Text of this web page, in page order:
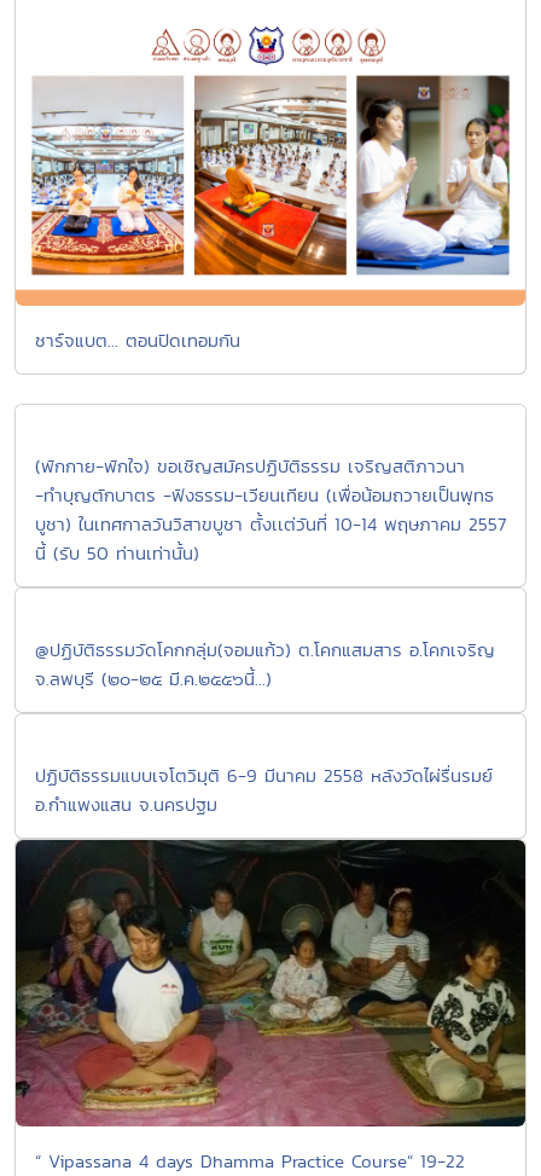
ชาร์จแบต... ตอนปิดเทอมกัน
(พักกาย-พักใจ) ขอเชิญสมัครปฏิบัติธรรม เจริญสติภาวนา
-ทำบุญตักบาตร -ฟังธรรม-เวียนเทียน (เพื่อน้อมถวายเป็นพุทธ
บูชา) ในเทศกาลวันวิสาขบูชา ตั้งเเต่วันที่ 10-14 พฤษภาคม 2557
นี้ (รับ 50 ท่านเท่านั้น)
@ปฏิบัติธรรมวัดโคกกลุ่ม(จอมแก้ว) ต.โคกแสมสาร อ.โคกเจริญ
จ.ลพบุรี (๒๐-๒๕ มี.ค.๒๕๕๖นี้...)
ปฏิบัติธรรมแบบเจโตวิมุติ 6-9 มีนาคม 2558 หลังวัดไผ่รื่นรมย์
อ.กำแพงแสน จ.นครปฐม
“ Vipassana 4 days Dhamma Practice Course” 19-22